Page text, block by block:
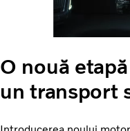
O nouă
un transport